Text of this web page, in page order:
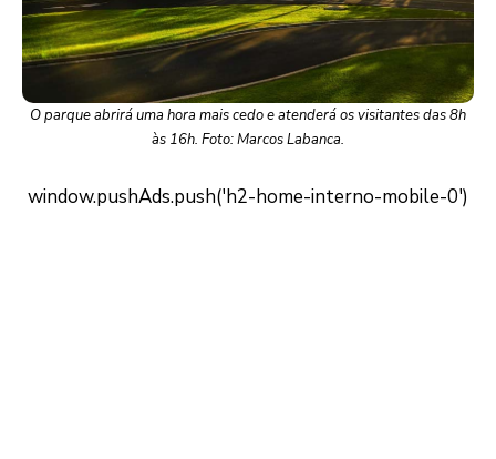
O parque abrirá uma hora mais cedo e atenderá os visitantes das 8h
às 16h. Foto: Marcos Labanca.